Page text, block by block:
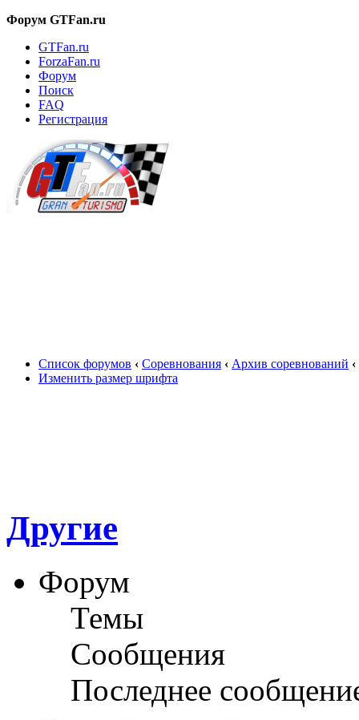
Форум GTFan.ru
GTFan.ru
ForzaFan.ru
Форум
Поиск
FAQ
Регистрация
Список форумов ‹ Соревнования ‹ Архив соревнований ‹
Изменить размер шрифта
Другие
Форум
Темы
Сообщения
Последнее